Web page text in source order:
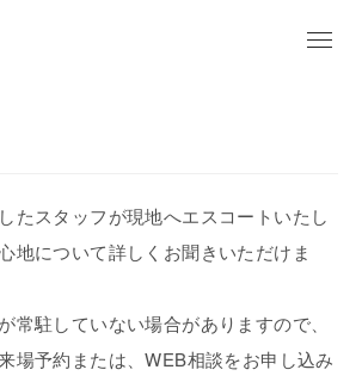
たスタッフが現地へエスコートいたし
地について詳しくお聞きいただけま
常駐していない場合がありますので、
場予約または、WEB相談をお申し込み